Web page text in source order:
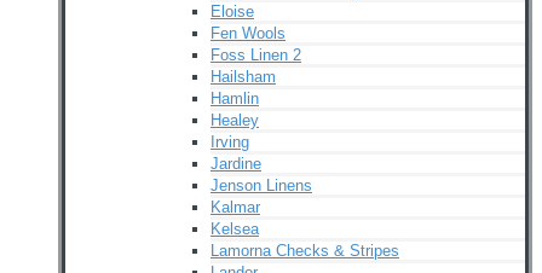
Eloise
Fen Wools
Foss Linen 2
Hailsham
Hamlin
Healey
Irving
Jardine
Jenson Linens
Kalmar
Kelsea
Lamorna Checks & Stripes